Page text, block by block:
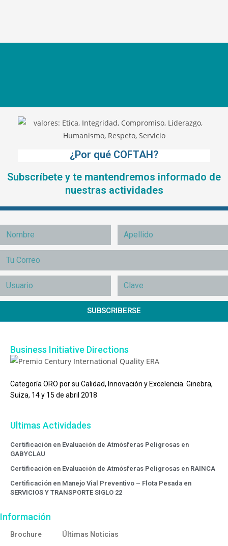
¿Por qué COFTAH?
Subscríbete y te mantendremos informado de
nuestras actividades
SUBSCRIBERSE
Business Initiative Directions
Categoría ORO por su Calidad, Innovación y Excelencia. Ginebra,
Suiza, 14 y 15 de abril 2018
Ultimas Actividades
Certificación en Evaluación de Atmósferas Peligrosas en
GABYCLAU
Certificación en Evaluación de Atmósferas Peligrosas en RAINCA
Certificación en Manejo Vial Preventivo – Flota Pesada en
SERVICIOS Y TRANSPORTE SIGLO 22
Información
Brochure
Últimas Noticias